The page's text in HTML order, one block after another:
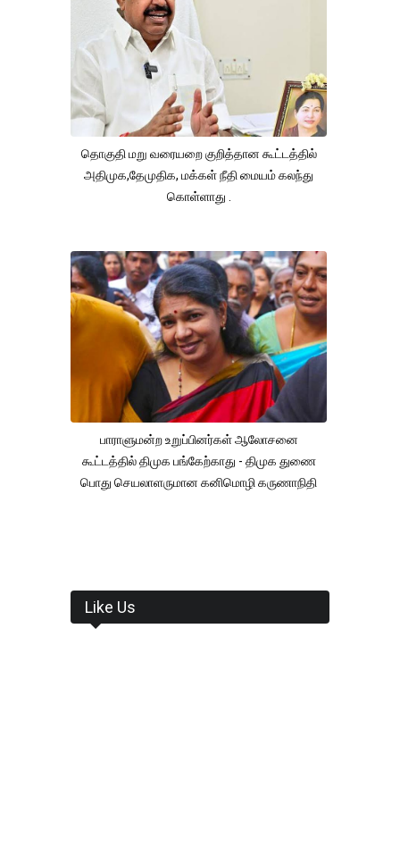
தொகுதி மறு வரையறை குறித்தான கூட்டத்தில்
அதிமுக,தேமுதிக, மக்கள் நீதி மையம் கலந்து
கொள்ளாது .
பாராளுமன்ற உறுப்பினர்கள் ஆலோசனை
கூட்டத்தில் திமுக பங்கேற்காது - திமுக துணை
பொது செயலாளருமான கனிமொழி கருணாநிதி
Like Us